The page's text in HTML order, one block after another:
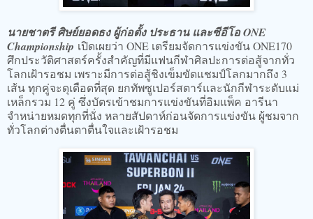
นายชาตรี ศิษย์ยอดธง ผู้ก่อตั้ง ประธาน และซีอีโอ ONE
Championship เปิดเผยว่า ONE เตรียมจัดการแข่งขัน ONE170
ศึกประวัติศาสตร์ครั้งสำคัญที่มีแฟนกีฬาศิลปะการต่อสู้จากทั่ว
โลกเฝ้ารอชม เพราะมีการต่อสู้ชิงเข็มขัดแชมป์โลกมากถึง 3
เส้น ทุกคู่จะดุเดือดที่สุด ยกทัพซูเปอร์สตาร์และนักกีฬาระดับแม่
เหล็กรวม 12 คู่ ซึ่งบัตรเข้าชมการแข่งขันที่อิมแพ็ค อารีนา
จำหน่ายหมดทุกที่นั่ง หลายสัปดาห์ก่อนจัดการแข่งขัน ผู้ชมจาก
ทั่วโลกต่างตื่นตาตื่นใจและเฝ้ารอชม